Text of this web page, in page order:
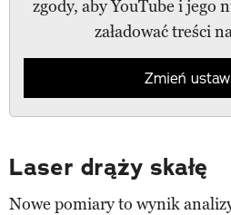
zgody, aby YouTube i jego
załadować treści
Zmień
Laser drąży skałę
Nowe pomiary to wynik